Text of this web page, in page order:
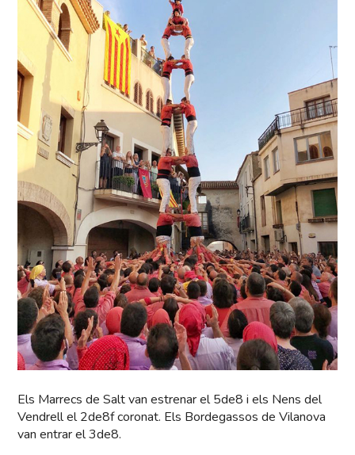
Els Marrecs de Salt van estrenar el 5de8 i els Nens del
Vendrell el 2de8f coronat. Els Bordegassos de Vilanova
van entrar el 3de8.